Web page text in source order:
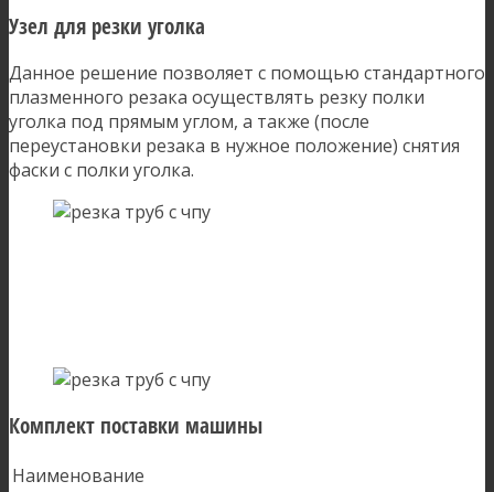
Узел для резки уголка
Данное решение позволяет с помощью стандартного
плазменного резака осуществлять резку полки
уголка под прямым углом, а также (после
переустановки резака в нужное положение) снятия
фаски с полки уголка.
Комплект поставки машины
Наименование